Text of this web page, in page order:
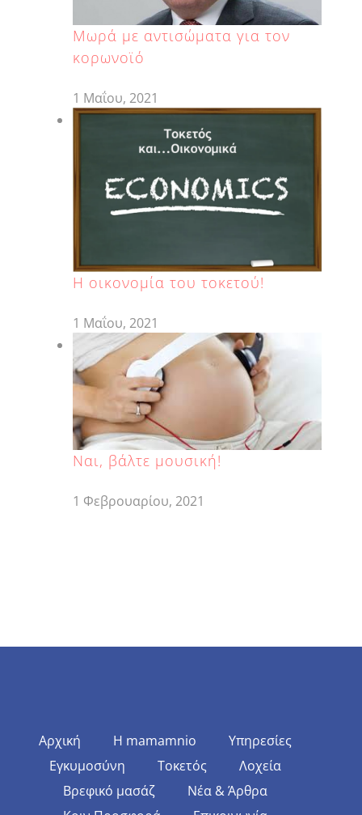
Μωρά με αντισώματα για τον
κορωνοϊό
1 Μαΐου, 2021
H οικονομία του τοκετού!
1 Μαΐου, 2021
Ναι, βάλτε μουσική!
1 Φεβρουαρίου, 2021
Αρχική Η mamamnio
Υπηρεσίες
Εγκυμοσύνη
Τοκετός
Λοχεία
Βρεφικό μασάζ
Νέα & Άρθρα